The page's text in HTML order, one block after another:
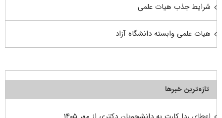
شرایط جذب هیات علمی
هیات علمی وابسته دانشگاه آزاد
تازه‌ترین خبرها